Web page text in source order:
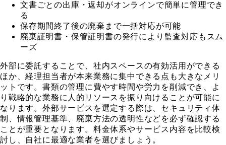
文書ごとの出庫・返却がオンラインで簡単に管理でき
る
保存期間終了後の廃棄まで一括対応が可能
廃棄証明書・保管証明書の発行により監査対応もスム
ーズ
外部に委託することで、社内スペースの有効活用ができる
ほか、経理担当者が本来業務に集中できる点も大きなメリ
ットです。書類の管理に費やす時間や労力を削減でき、よ
り戦略的な業務に人的リソースを振り向けることが可能に
なります。外部サービスを選定する際は、セキュリティ体
制、情報管理基準、廃棄方法の透明性などを必ず確認する
ことが重要となります。料金体系やサービス内容を比較検
討し、自社に最適な業者を選びましょう。